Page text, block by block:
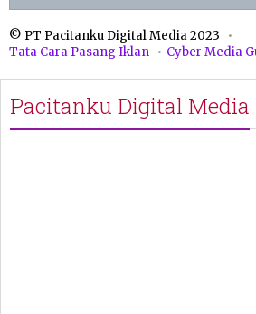
© PT Pacitanku Digital Media 2023
Tata Cara Pasang Iklan
Cyber Media
Pacitanku Digital Media